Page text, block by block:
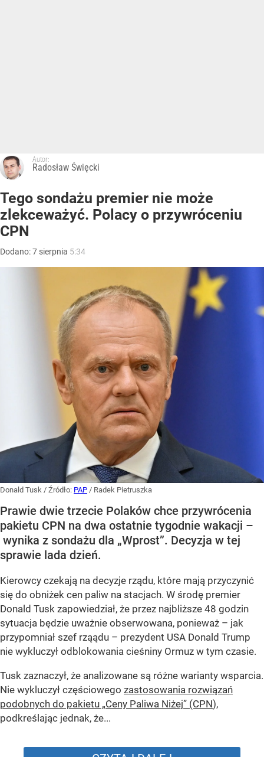
Autor:
Radosław Święcki
Tego sondażu premier nie może
zlekceważyć. Polacy o przywróceniu
CPN
Dodano:7 sierpnia 5:34
Donald Tusk / Źródło: PAP / Radek Pietruszka
Prawie dwie trzecie Polaków chce przywrócenia
pakietu CPN na dwa ostatnie tygodnie wakacji –
wynika z sondażu dla „Wprost”. Decyzja w tej
sprawie lada dzień.
Kierowcy czekają na decyzje rządu, które mają przyczynić
się do obniżek cen paliw na stacjach. W środę premier
Donald Tusk zapowiedział, że przez najbliższe 48 godzin
sytuacja będzie uważnie obserwowana, ponieważ – jak
przypomniał szef rząądu – prezydent USA Donald Trump
nie wykluczył odblokowania cieśniny Ormuz w tym czasie.
Tusk zaznaczył, że analizowane są różne warianty wsparcia.
Nie wykluczył częściowego zastosowania rozwiązań
podobnych do pakietu „Ceny Paliwa Niżej” (CPN),
podkreślając jednak, że...